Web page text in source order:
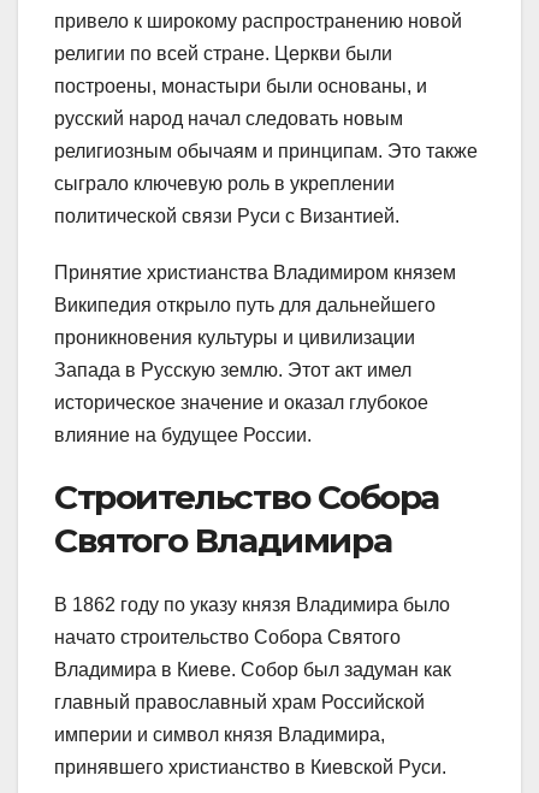
привело к широкому распространению новой
религии по всей стране. Церкви были
построены, монастыри были основаны, и
русский народ начал следовать новым
религиозным обычаям и принципам. Это также
сыграло ключевую роль в укреплении
политической связи Руси с Византией.
Принятие христианства Владимиром князем
Википедия открыло путь для дальнейшего
проникновения культуры и цивилизации
Запада в Русскую землю. Этот акт имел
историческое значение и оказал глубокое
влияние на будущее России.
Строительство Собора
Святого Владимира
В 1862 году по указу князя Владимира было
начато строительство Собора Святого
Владимира в Киеве. Собор был задуман как
главный православный храм Российской
империи и символ князя Владимира,
принявшего христианство в Киевской Руси.